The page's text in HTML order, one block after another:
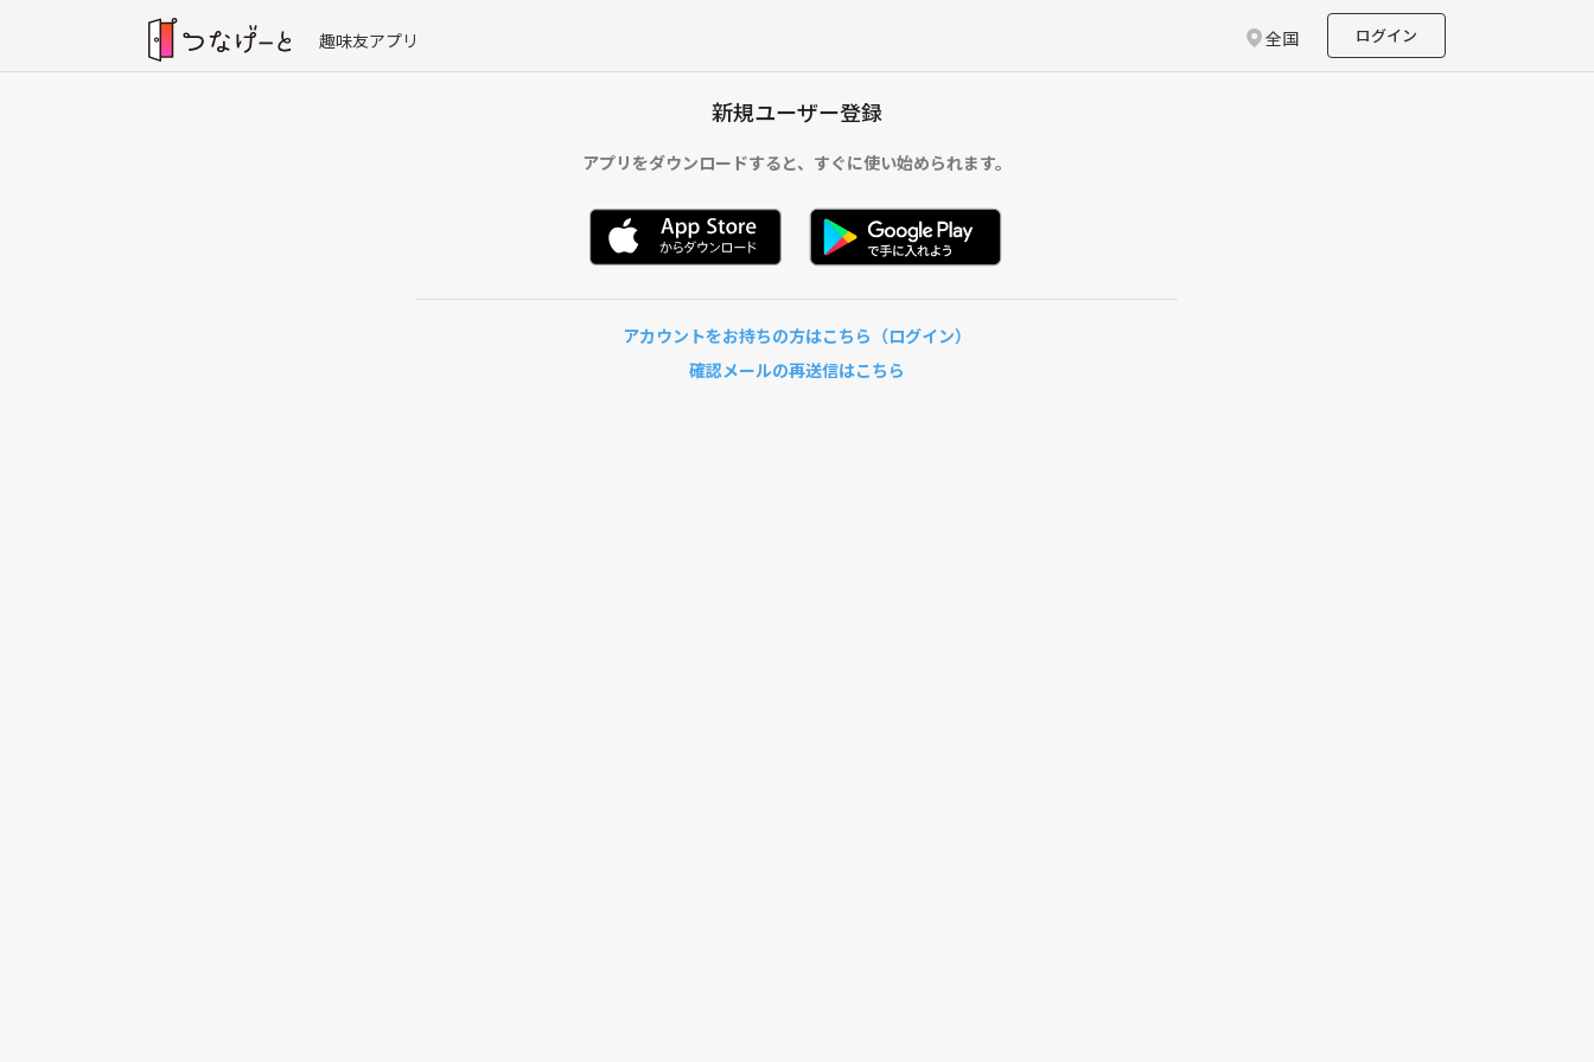
趣味友アプリ 全国 ログイン
新規ユーザー登録
アプリをダウンロードすると、 すぐに使い始められます。
アカウントをお持ちの方はこちら（ログイン）
確認メールの再送信はこちら